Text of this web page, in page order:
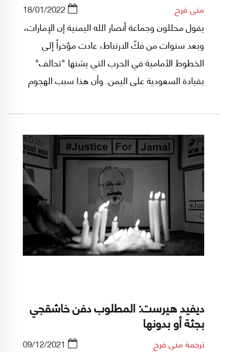
منى فرح 18/01/2022
يقول محللون وجماعة أنصار الله اليمنية إن الإمارات،
وبعد سنوات من فكّ الارتباط، عادت مؤخراً إلى
الخطوط الأمامية في الحرب التي يشنها "تحالف"
بقيادة السعودية على اليمن. وأن هذا سبب الهجوم
يكون بمثابة "رسالة تحذير" بشن المزيد، ما لم
يوقف الإماراتون دعمهم لهذه الحرب، وفق تقرير
أعده عمر فاروق وسين ماثيو لموقع "ميدل إيست
آي"(*)
ديفيد هيرست: المطلوب دفن خاشقجي
بجثة أو بدونها
ترجمة منى فرح 09/12/2021